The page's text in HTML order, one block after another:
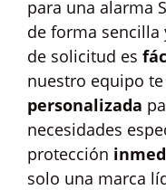
para una alarma
de forma sencilla
de solicitud es
nuestro equipo
personalizada
necesidades
protección
solo una marca